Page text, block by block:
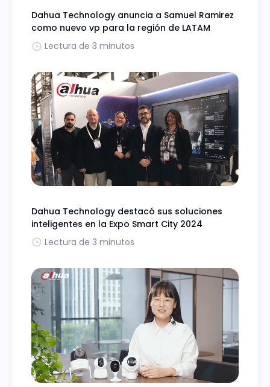
Dahua Technology anuncia a Samuel Ramirez
como nuevo vp para la región de LATAM
Lectura de 3 minutos
Dahua Technology destacó sus soluciones
inteligentes en la Expo Smart City 2024
Lectura de 3 minutos